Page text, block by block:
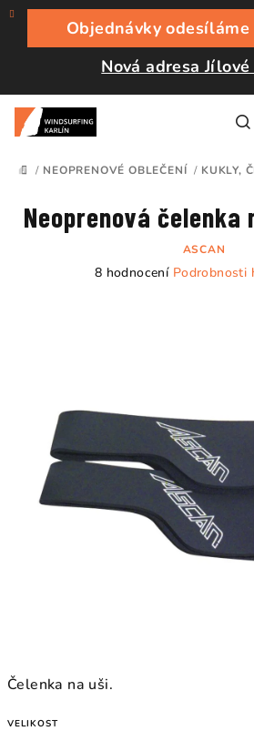
Přejít
obsah
Objednávky odesíláme
Nová adresa
DOMŮ
/ NEOPRENOVÉ OBLEČENÍ / KUKLY,
Čelenka na uši.
VELIKOST
Neoprenová čelenka
ASCAN
Průměrné
8 hodnocení Podrobnosti